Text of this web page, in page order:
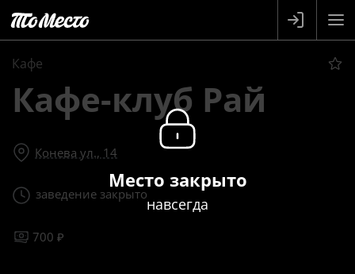
Кафе
Кафе-клуб Рай
Конева ул., 14
заведение закрыто
700 ₽
Место закрыто
навсегда